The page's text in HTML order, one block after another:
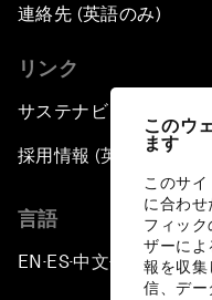
このウ
ます
このサ
に合わせ
フィッ
ザーによ
報を収集
信、デー
連絡先 (英語のみ)
リンク
サステナビリティへの
採用情報 (英語のみ)
言語
EN ▪ES▪中文▪ 日本語